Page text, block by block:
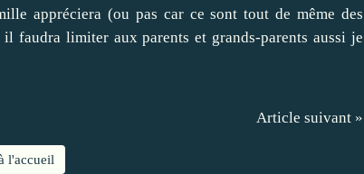
appréciera (ou pas car ce sont tout de même des
faudra limiter aux parents et grands-parents aussi je
Article suivant »
l'accueil